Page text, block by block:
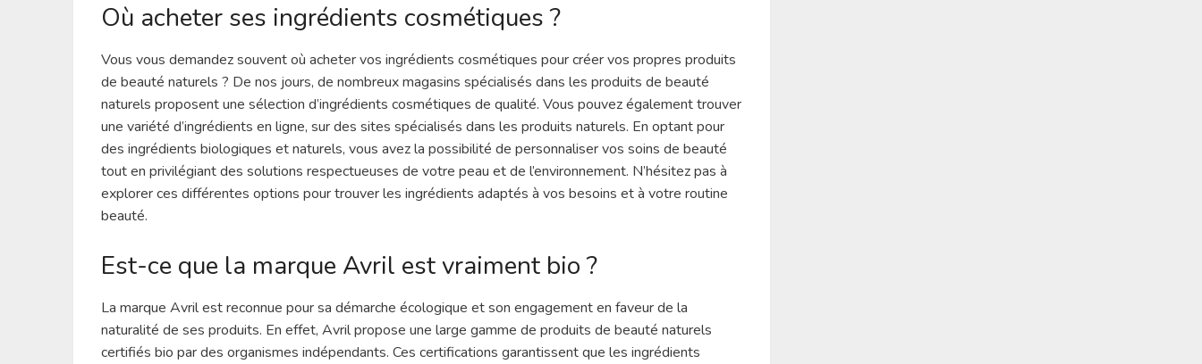
Où acheter ses ingrédients cosmétiques ?
Vous vous demandez souvent où acheter vos ingrédients cosmétiques pour créer vos propres produits
de beauté naturels ? De nos jours, de nombreux magasins spécialisés dans les produits de beauté
naturels proposent une sélection d’ingrédients cosmétiques de qualité. Vous pouvez également trouver
une variété d’ingrédients en ligne, sur des sites spécialisés dans les produits naturels. En optant pour
des ingrédients biologiques et naturels, vous avez la possibilité de personnaliser vos soins de beauté
tout en privilégiant des solutions respectueuses de votre peau et de l’environnement. N’hésitez pas à
explorer ces différentes options pour trouver les ingrédients adaptés à vos besoins et à votre routine
beauté.
Est-ce que la marque Avril est vraiment bio ?
La marque Avril est reconnue pour sa démarche écologique et son engagement en faveur de la
naturalité de ses produits. En effet, Avril propose une large gamme de produits de beauté naturels
certifiés bio par des organismes indépendants. Ces certifications garantissent que les ingrédients